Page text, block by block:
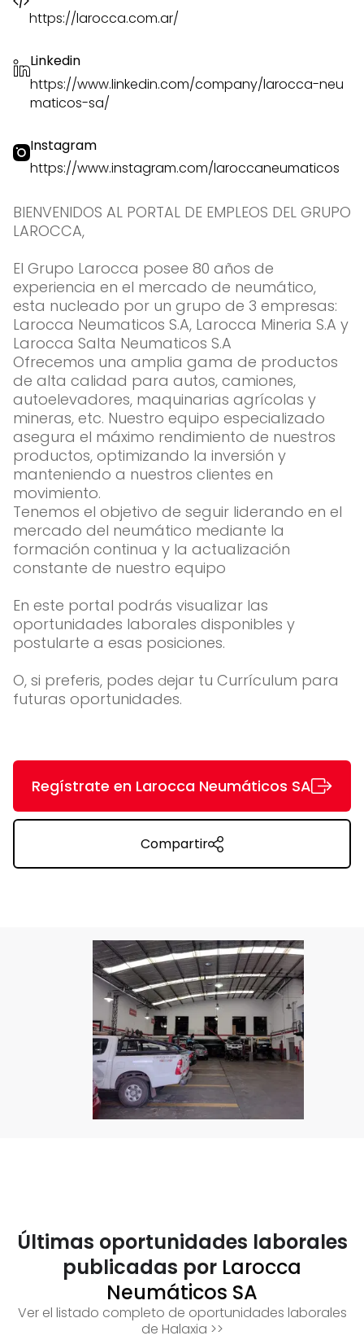
BIENVENIDOS AL PORTAL DE EMPLEOS DEL GRUPO
LAROCCA,
El Grupo Larocca posee 80 años de
experiencia en el mercado de neumático,
esta nucleado por un grupo de 3 empresas:
Larocca Neumaticos S.A, Larocca Mineria S.A y
Larocca Salta Neumaticos S.A
Ofrecemos una amplia gama de productos
de alta calidad para autos, camiones,
autoelevadores, maquinarias agrícolas y
mineras, etc. Nuestro equipo especializado
asegura el máximo rendimiento de nuestros
productos, optimizando la inversión y
manteniendo a nuestros clientes en
movimiento.
Tenemos el objetivo de seguir liderando en el
mercado del neumático mediante la
formación continua y la actualización
constante de nuestro equipo
En este portal podrás visualizar las
oportunidades laborales disponibles y
postularte a esas posiciones.
O, si preferis, podes dejar tu Currículum para
futuras oportunidades.
https://larocca.com.ar/
Linkedin
https://www.linkedin.com/company/larocca-neu
maticos-sa/
Instagram
https://www.instagram.com/laroccaneumaticos
Regístrate en Larocca Neumáticos SA
Compartir
Últimas oportunidades laborales
publicadas por Larocca
Neumáticos SA
Ver el listado completo de oportunidades laborales
de Halaxia >>